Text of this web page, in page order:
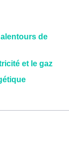
de
et le gaz